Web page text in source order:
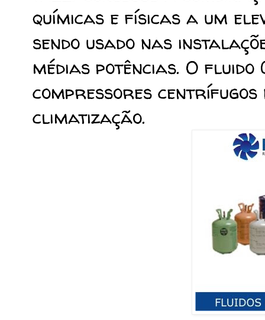
químicas e físicas a um
sendo usado nas
médias potências. O fluido
compressores centrífugos
climatização.